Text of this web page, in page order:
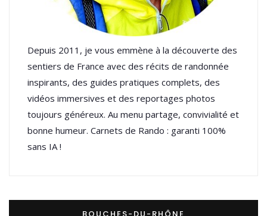
Depuis 2011, je vous emmène à la découverte des
sentiers de France avec des récits de randonnée
inspirants, des guides pratiques complets, des
vidéos immersives et des reportages photos
toujours généreux. Au menu partage, convivialité et
bonne humeur. Carnets de Rando : garanti 100%
sans IA !